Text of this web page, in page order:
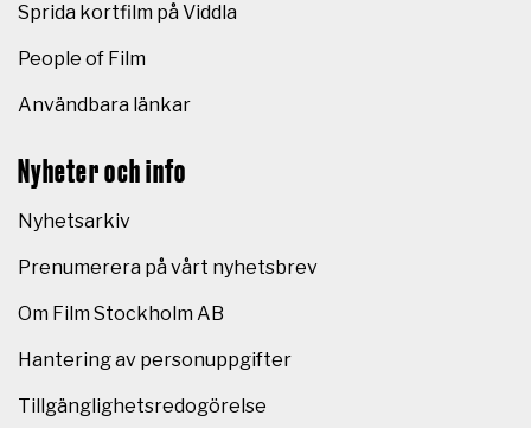
Sprida kortfilm på Viddla
People of Film
Användbara länkar
Nyheter och info
Nyhetsarkiv
Prenumerera på vårt nyhetsbrev
Om Film Stockholm AB
Hantering av personuppgifter
Tillgänglighetsredogörelse